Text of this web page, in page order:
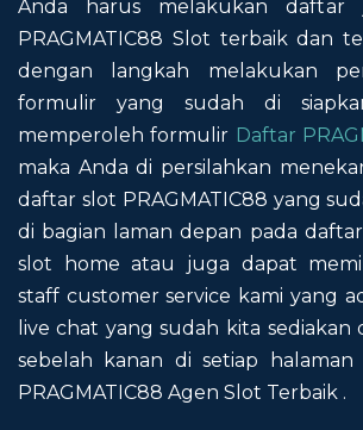
Anda harus melakukan
PRAGMATIC88 Slot terbaik dan
dengan langkah melakukan
formulir yang sudah di
memperoleh formulir Daftar
maka Anda di persilahkan
daftar slot PRAGMATIC88 yang
di bagian laman depan pada daftar
slot home atau juga dapat
staff customer service kami yang
live chat yang sudah kita sediakan
sebelah kanan di setiap halaman
PRAGMATIC88 Agen Slot Terbaik .